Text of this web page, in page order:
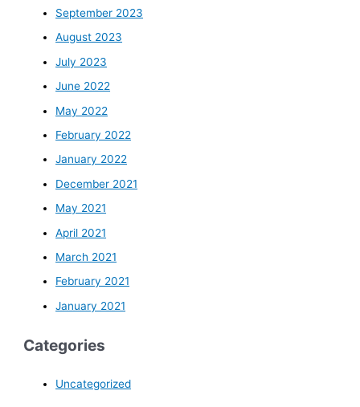
September 2023
August 2023
July 2023
June 2022
May 2022
February 2022
January 2022
December 2021
May 2021
April 2021
March 2021
February 2021
January 2021
Categories
Uncategorized